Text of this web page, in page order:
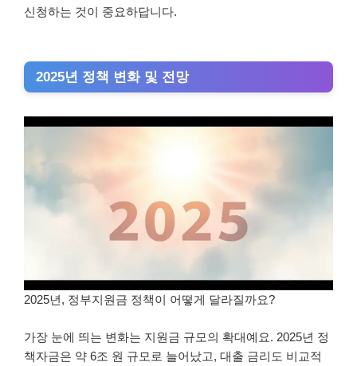
신청하는 것이 중요하답니다.
2025년 정책 변화 및 전망
2025년, 정부지원금 정책이 어떻게 달라질까요?
가장 눈에 띄는 변화는 지원금 규모의 확대예요. 2025년 정
책자금은 약 6조 원 규모로 늘어났고, 대출 금리도 비교적